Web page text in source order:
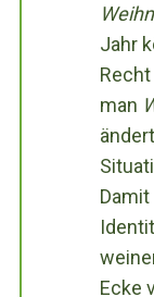
Jahr
man
Ecke